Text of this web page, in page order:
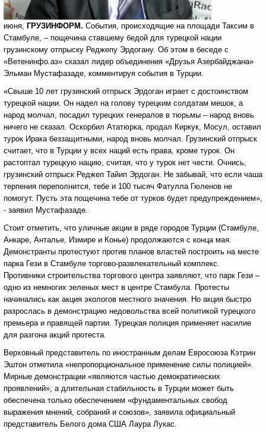
июня, ГРУЗИНФОРМ. События, происходящие на площади Таксим в
Стамбуле, – пощечина ставшему бедой для турецкой нации
грузинскому отпрыску Реджепу Эрдогану. Об этом в беседе с
«Ветенинфо.аз» сказал лидер объединения «Друзья Азербайджана»
Эльман Мустафазаде, комментируя события в Турции.
«Свыше 10 лет грузинский отпрыск Эрдоган играет с достоинством
турецкой нации. Он надел на голову турецким солдатам мешок, а
народ молчал, посадил турецких генералов в тюрьмы – народ вновь
ничего не сказал. Оскорбил Ататюрка, продал Киркук, Мосул, оставил
турок Ирака беззащитными, народ вновь молчал. Грузинский отпрыск
считает, что в Турции у всех наций есть права, кроме турок. Он
растоптал турецкую нацию, считая, что у турок нет чести. Очнись,
грузинский отпрыск Реджеп Тайип Эрдоган. Не забывай, что если чаша
терпения переполнится, тебе и 100 тысяч Фатулла Гюленов не
помогут. Пусть эта пощечина тебе от турков будет предупреждением»,
- заявил Мустафазаде.
Стоит отметить, что уличные акции в ряде городов Турции (Стамбуле,
Анкаре, Анталье, Измире и Конье) продолжаются с конца мая.
Демонстранты протестуют против планов властей построить на месте
парка Гези в Стамбуле торгово-развлекательный комплекс.
Противники строительства торгового центра заявляют, что парк Гези –
одно из немногих зеленых мест в центре Стамбула. Протесты
начинались как акция экологов местного значения. Но акция быстро
разрослась в демонстрацию недовольства всей политикой турецкого
премьера и правящей партии. Турецкая полиция применяет насилие
для разгона акций протеста.
Верховный представитель по иностранным делам Евросоюза Кэтрин
Эштон отметила «непропорциональное применение силы полицией».
Мирные демонстрации «являются частью демократических
проявлений», а длительная стабильность в Турции может быть
обеспечена только обеспечением «фундаментальных свобод
выражения мнений, собраний и союзов», заявила официальный
представитель Белого дома США Лаура Лукас.